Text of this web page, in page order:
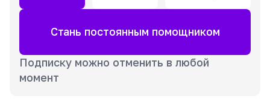
Стань постоянным помощником
Подписку можно отменить в любой
момент